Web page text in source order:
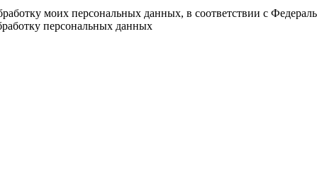
моих персональных данных, в соответствии с
персональных данных